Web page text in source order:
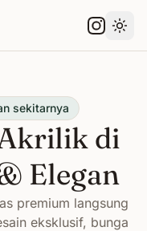
sekitarnya
di
Elegan
premium langsung
eksklusif, bunga